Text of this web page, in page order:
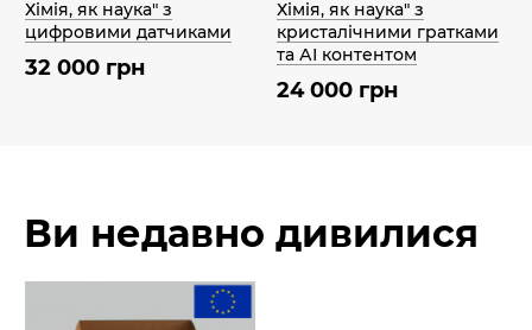
Хімія, як наука" з
цифровими датчиками
32 000 грн
Хімія, як наука" з
кристалічними гратками
та АІ контентом
24 000 грн
Ви недавно дивилися